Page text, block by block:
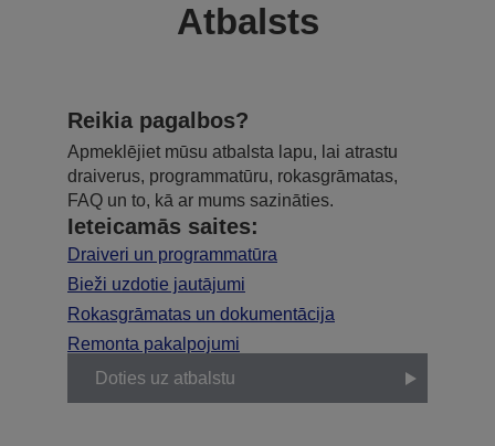
Atbalsts
Reikia pagalbos?
Apmeklējiet mūsu atbalsta lapu, lai atrastu
draiverus, programmatūru, rokasgrāmatas,
FAQ un to, kā ar mums sazināties.
Ieteicamās saites:
Draiveri un programmatūra
Bieži uzdotie jautājumi
Rokasgrāmatas un dokumentācija
Remonta pakalpojumi
Doties uz atbalstu